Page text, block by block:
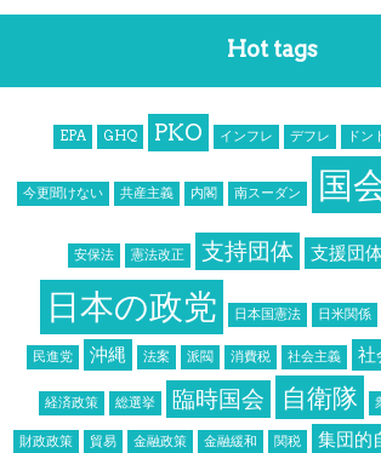
Hot tags
EPA GHQ PKO インフレ デフレ ドン
今更聞けない 共産主義 内閣 南スーダン 国
安保法 憲法改正 支持団体 支援団
日本の政党 日本国憲法 日米関係
民進党 沖縄 法案 派閥 消費税 社会主義 社
経済政策 総選挙 臨時国会 自衛隊
財政政策 貿易 金融政策 金融緩和 関税 集団的